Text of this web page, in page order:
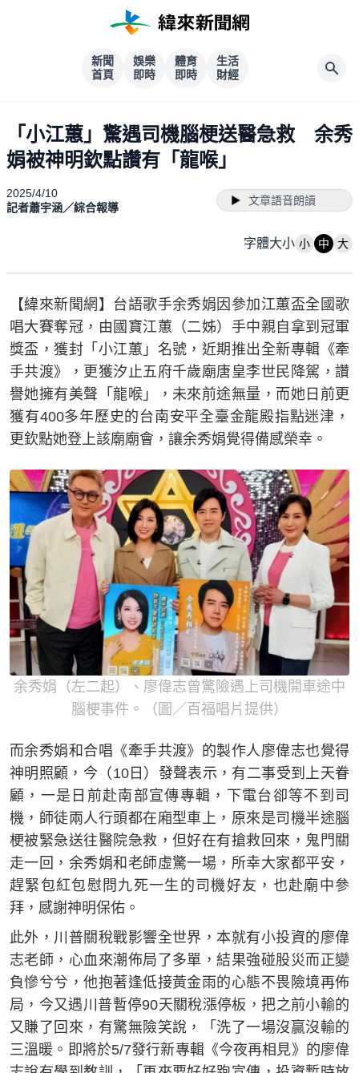
新聞
首頁
娛樂
即時
體育
即時
生活
財經
「小江蕙」驚遇司機腦梗送醫急救 余秀
娟被神明欽點讚有「龍喉」
2025/4/10
記者蕭宇涵／綜合報導
文章語音朗讀
字體大小 小 中 大
【緯來新聞網】台語歌手余秀娟因參加江蕙盃全國歌
唱大賽奪冠，由國寶江蕙（二姊）手中親自拿到冠軍
獎盃，獲封「小江蕙」名號，近期推出全新專輯《牽
手共渡》，更獲汐止五府千歲廟唐皇李世民降駕，讚
譽她擁有美聲「龍喉」，未來前途無量，而她日前更
獲有400多年歷史的台南安平全臺金龍殿指點迷津，
更欽點她登上該廟廟會，讓余秀娟覺得備感榮幸。
余秀娟（左二起）、廖偉志曾驚險遇上司機開車途中
腦梗事件。（圖／百福唱片提供）
而余秀娟和合唱《牽手共渡》的製作人廖偉志也覺得
神明照顧，今（10日）發聲表示，有二事受到上天眷
顧，一是日前赴南部宣傳專輯，下電台卻等不到司
機，師徒兩人行頭都在廂型車上，原來是司機半途腦
梗被緊急送往醫院急救，但好在有搶救回來，鬼門關
走一回，余秀娟和老師虛驚一場，所幸大家都平安，
趕緊包紅包慰問九死一生的司機好友，也赴廟中參
拜，感謝神明保佑。
此外，川普關稅戰影響全世界，本就有小投資的廖偉
志老師，心血來潮佈局了多單，結果強碰股災而正變
負慘兮兮，他抱著逢低接黃金雨的心態不畏險境再佈
局，今又遇川普暫停90天關稅漲停板，把之前小輸的
又賺了回來，有驚無險笑說，「洗了一場沒贏沒輸的
三溫暖。即將於5/7發行新專輯《今夜再相見》的廖偉